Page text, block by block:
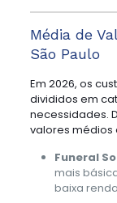
Média de
São Paulo
Em 2026, os
divididos em
necessidades.
valores médios
Funeral
mais
baixa